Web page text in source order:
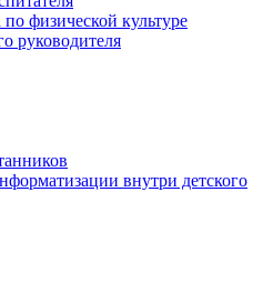
физической культуре
руководителя
внутри детского